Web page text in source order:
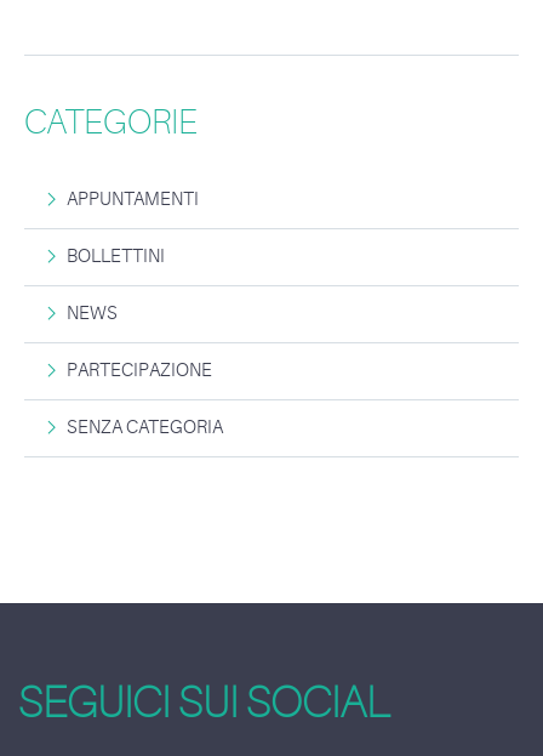
CATEGORIE
APPUNTAMENTI
BOLLETTINI
NEWS
PARTECIPAZIONE
SENZA CATEGORIA
SEGUICI SUI SOCIAL